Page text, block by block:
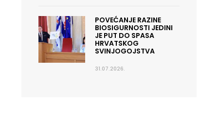
POVEĆANJE RAZINE
BIOSIGURNOSTI JEDINI
JE PUT DO SPASA
HRVATSKOG
SVINJOGOJSTVA
31.07.2026.